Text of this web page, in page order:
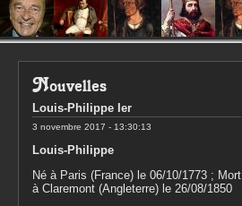
Nouvelles
Louis-Philippe Ier
3 novembre 2017 - 13:30:13
Louis-Philippe
Né à Paris (France) le 06/10/1773 ; Mort
à Claremont (Angleterre) le 26/08/1850